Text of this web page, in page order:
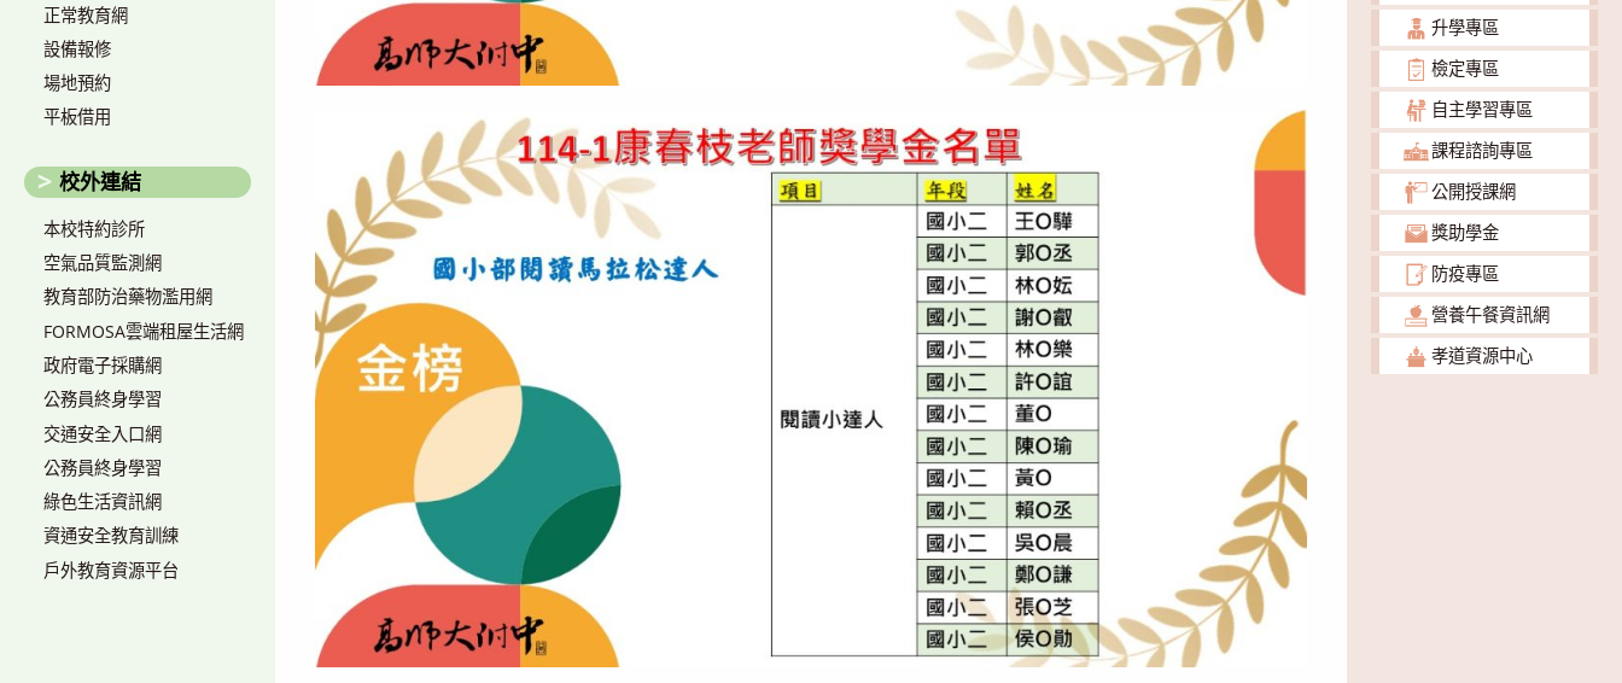
正常教育網
設備報修
場地預約
平板借用
校外連結
本校特約診所
空氣品質監測網
教育部防治藥物濫用網
FORMOSA雲端租屋生活網
政府電子採購網
公務員終身學習
交通安全入口網
公務員終身學習
綠色生活資訊網
資通安全教育訓練
戶外教育資源平台
升學專區
檢定專區
自主學習專區
課程諮詢專區
公開授課網
獎助學金
防疫專區
營養午餐資訊網
孝道資源中心